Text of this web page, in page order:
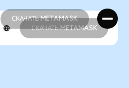
СКАЧАТЬ METAMASK
СКАЧАТЬ METAMASK
СКАЧАТЬ METAMASK